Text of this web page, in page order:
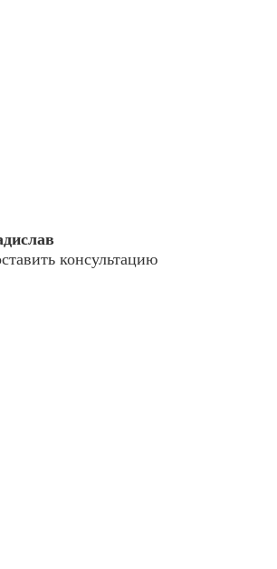
консультацию